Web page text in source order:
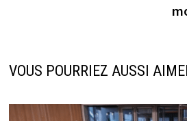
VOUS POURRIEZ AUSSI